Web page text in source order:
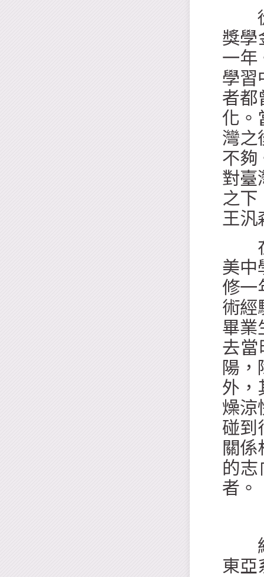
從
獎學
一年
學習
者都
化。
灣之
不夠
對臺
之下
王汎
在
美中
修一
術經
畢業
去
陽
外，
燥涼
碰到
關
的
者。
經
東亞